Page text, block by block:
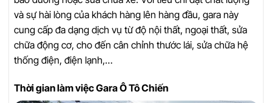
và sự hài lòng của khách hàng lên hàng đầu, gara này
cung cấp đa dạng dịch vụ từ độ nội thất, ngoại thất, sửa
chữa động cơ, cho đến cân chỉnh thước lái, sửa chữa hệ
thống điện, điện lạnh,…
Thời gian làm việc Gara Ô Tô Chiến